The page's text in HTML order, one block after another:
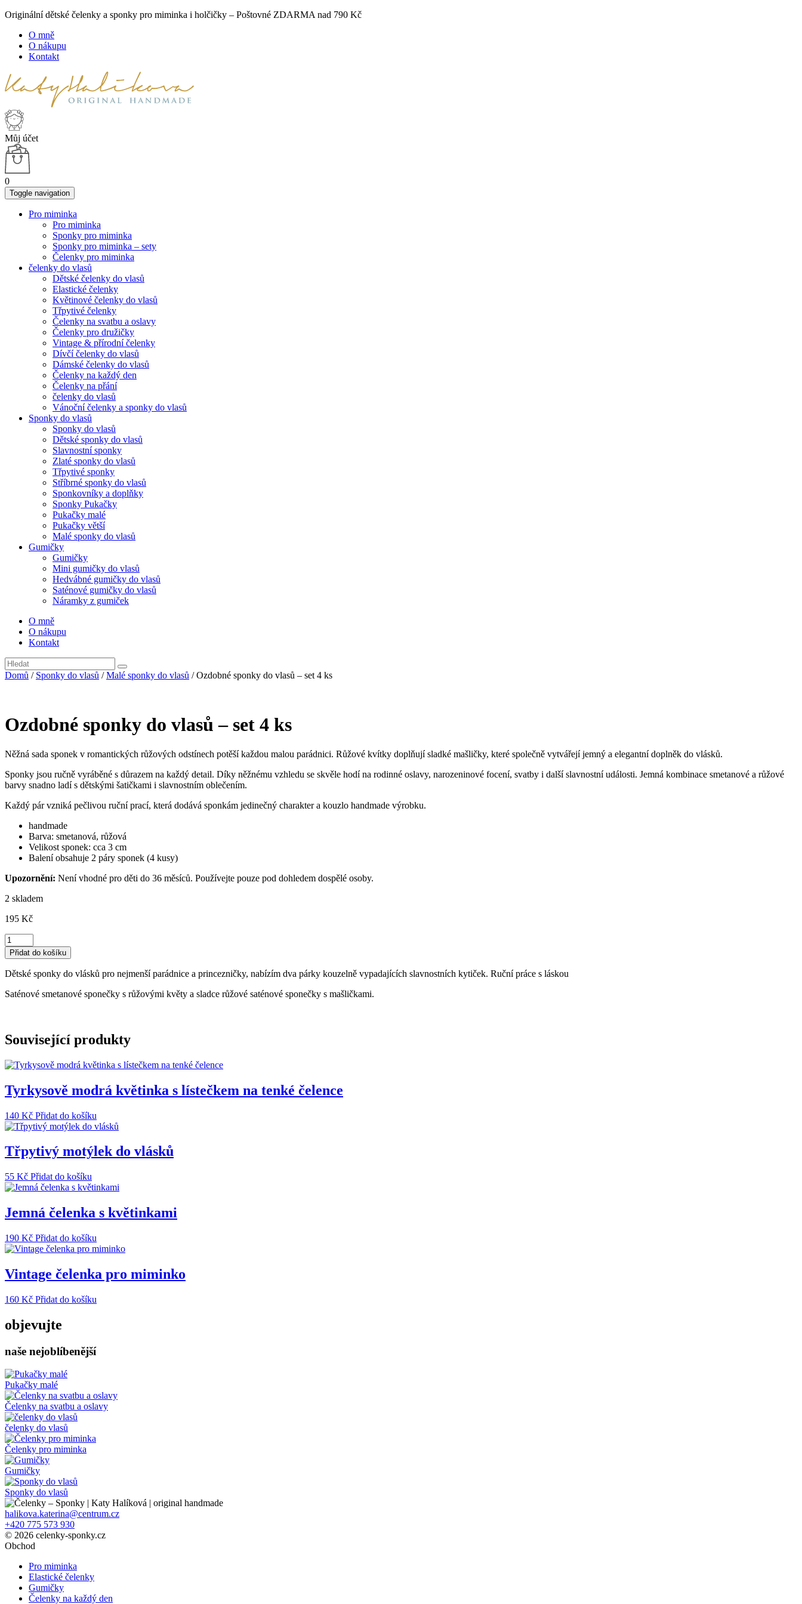
Originální dětské čelenky a sponky pro miminka i holčičky – Poštovné ZDARMA nad 790 Kč
O mně
O nákupu
Kontakt
Můj účet
0
Toggle navigation
Pro miminka
Pro miminka
Sponky pro miminka
Sponky pro miminka – sety
Čelenky pro miminka
čelenky do vlasů
Dětské čelenky do vlasů
Elastické čelenky
Květinové čelenky do vlasů
Třpytivé čelenky
Čelenky na svatbu a oslavy
Čelenky pro družičky
Vintage & přírodní čelenky
Dívčí čelenky do vlasů
Dámské čelenky do vlasů
Čelenky na každý den
Čelenky na přání
čelenky do vlasů
Vánoční čelenky a sponky do vlasů
Sponky do vlasů
Sponky do vlasů
Dětské sponky do vlasů
Slavnostní sponky
Zlaté sponky do vlasů
Třpytivé sponky
Stříbrné sponky do vlasů
Sponkovníky a doplňky
Sponky Pukačky
Pukačky malé
Pukačky větší
Malé sponky do vlasů
Gumičky
Gumičky
Mini gumičky do vlasů
Hedvábné gumičky do vlasů
Saténové gumičky do vlasů
Náramky z gumiček
O mně
O nákupu
Kontakt
Domů / Sponky do vlasů /Malé sponky do vlasů / Ozdobné sponky do vlasů – set 4 ks
Ozdobné sponky do vlasů – set 4 ks
Něžná sada sponek v romantických růžových odstínech potěší každou malou parádnici. Růžové kvítky doplňují sladké mašličky, které společně vytvářejí jemný a elegantní doplněk do vlásků.
Sponky jsou ručně vyráběné s důrazem na každý detail. Díky něžnému vzhledu se skvěle hodí na rodinné oslavy, narozeninové focení, svatby i další slavnostní události. Jemná kombinace smetanové a růžové
barvy snadno ladí s dětskými šatičkami i slavnostním oblečením.
Každý pár vzniká pečlivou ruční prací, která dodává sponkám jedinečný charakter a kouzlo handmade výrobku.
handmade
Barva: smetanová, růžová
Velikost sponek: cca 3 cm
Balení obsahuje 2 páry sponek (4 kusy)
Upozornění: Není vhodné pro děti do 36 měsíců. Používejte pouze pod dohledem dospělé osoby.
2 skladem
195 Kč
Ozdobné
sponky
do
vlasů
set
Přidat do košíku
Dětské sponky do vlásků pro nejmenší parádnice a princezničky, nabízím dva párky kouzelně vypadajících slavnostních kytiček. Ruční práce s láskou
Saténové smetanové sponečky s růžovými květy a sladce růžové saténové sponečky s mašličkami.
Související produkty
Tyrkysově modrá květinka s lístečkem na tenké čelence
140 Kč Přidat do košíku
Třpytivý motýlek do vlásků
55 Kč Přidat do košíku
Jemná čelenka s květinkami
190 Kč Přidat do košíku
Vintage čelenka pro miminko
160 Kč Přidat do košíku
objevujte
naše nejoblíbenější
Pukačky malé
Čelenky na svatbu a oslavy
čelenky do vlasů
Čelenky pro miminka
Gumičky
Sponky do vlasů
halikova.katerina@centrum.cz
+420 775 573 930
© 2026 celenky-sponky.cz
Obchod
Pro miminka
Elastické čelenky
Gumičky
Čelenky na každý den